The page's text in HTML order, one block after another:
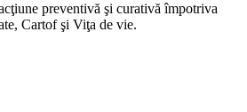
preventivă şi curativă împotriva
Cartof şi Viţa de vie.